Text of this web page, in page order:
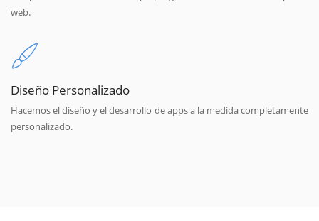
web.
Diseño Personalizado
Hacemos el diseño y el desarrollo de apps a la medida completamente
personalizado.